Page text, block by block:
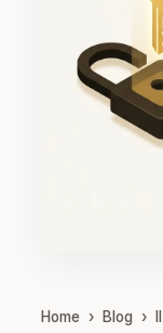
Home › Blog ›